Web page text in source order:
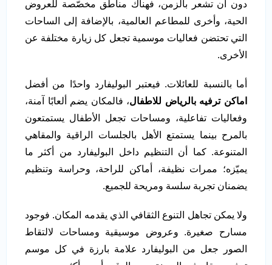
دون أن تشعر بالزمن، فهناك مناطق مخصّصة للعروض
الحية، وأخرى للمطاعم العالمية، بالإضافة إلى الساحات
التي تحتضن فعاليات موسمية تجعل كل زيارة مختلفة عن
الأخرى.
أما بالنسبة للعائلات. فيعتبر البوليفارد واحدًا من أفضل
اماكن ترفيه بالرياض للاطفال، فالمكان يضم ألعابًا آمنة،
وفعاليات تفاعلية، ومساحات تجعل الأطفال يستمتعون
بالمرح بينما يستمتع الأهل بالجلسات الراقية والمقاهي
المتنوعة. كما أن التنظيم داخل البوليفارد من أكثر ما
يميّزه؛ ممرات نظيفة، أماكن للراحة، وحراسة وتنظيم
يضمنان تجربة سلسة ومريحة للجميع.
ولا يمكن تجاهل التنوع الثقافي الذي يقدمه المكان. فوجود
مسارح صغيرة. وعروض موسيقية ومساحات لالتقاط
الصور جعل من البوليفارد علامة بارزة في كل موسم